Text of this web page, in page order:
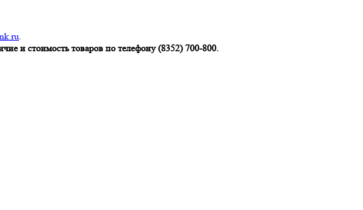
.
и стоимость товаров по телефону (8352) 700-800.